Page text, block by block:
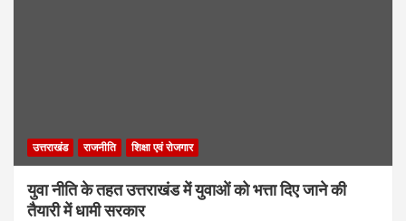
उत्तराखंड राजनीति शिक्षा एवं रोजगार
युवा नीति के तहत उत्तराखंड में युवाओं को भत्ता दिए जाने की
तैयारी में धामी सरकार